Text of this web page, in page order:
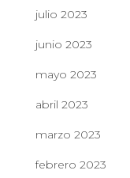
julio 2023
junio 2023
mayo 2023
abril 2023
marzo 2023
febrero 2023